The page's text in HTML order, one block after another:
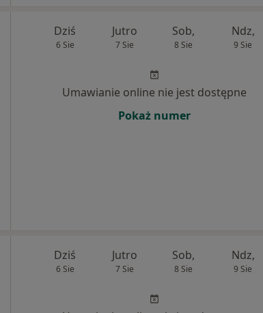
Dziś
6 Sie
Jutro
7 Sie
Sob,
8 Sie
Ndz,
9 Sie
Umawianie online nie jest dostępne
Pokaż numer
Dziś
6 Sie
Jutro
7 Sie
Sob,
8 Sie
Ndz,
9 Sie